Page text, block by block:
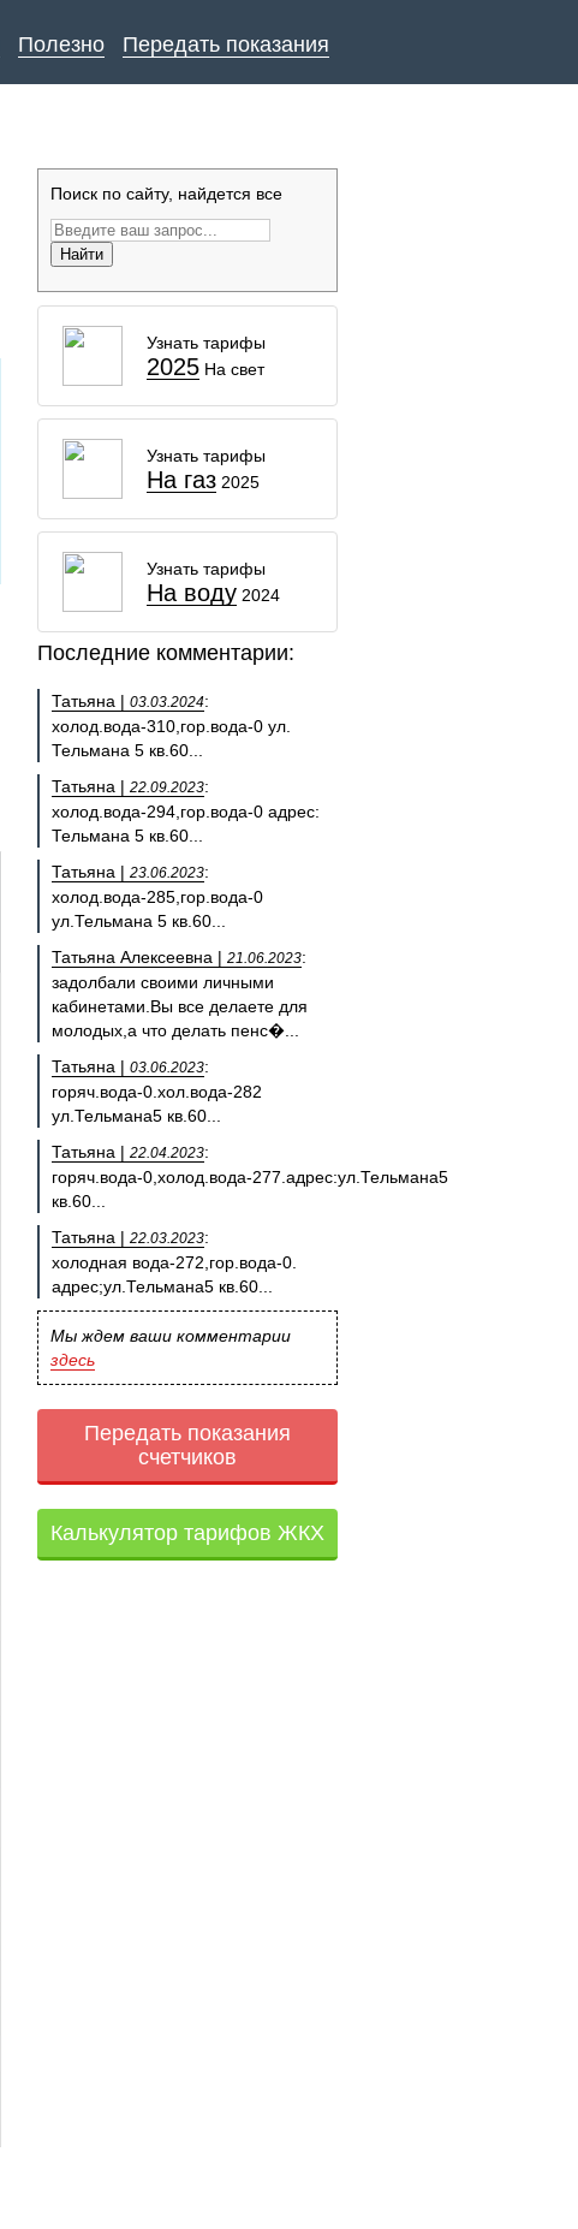
Полезно Передать показания
Поиск по сайту, найдется все
Найти
Узнать тарифы
2025 На свет
Узнать тарифы
На газ 2025
Узнать тарифы
На воду 2024
Последние комментарии:
Татьяна | 03.03.2024:
холод.вода-310,гор.вода-0 ул.
Тельмана 5 кв.60...
Татьяна | 22.09.2023:
холод.вода-294,гор.вода-0 адрес:
Тельмана 5 кв.60...
Татьяна | 23.06.2023:
холод.вода-285,гор.вода-0
ул.Тельмана 5 кв.60...
Татьяна Алексеевна | 21.06.2023:
задолбали своими личными
кабинетами.Вы все делаете для
молодых,а что делать пенс�...
Татьяна | 03.06.2023:
горяч.вода-0.хол.вода-282
ул.Тельмана5 кв.60...
Татьяна | 22.04.2023:
горяч.вода-0,холод.вода-277.адрес:ул.Тельмана5
кв.60...
Татьяна | 22.03.2023:
холодная вода-272,гор.вода-0.
адрес;ул.Тельмана5 кв.60...
Мы ждем ваши комментарии
здесь
Передать показания
счетчиков
Калькулятор тарифов ЖКХ